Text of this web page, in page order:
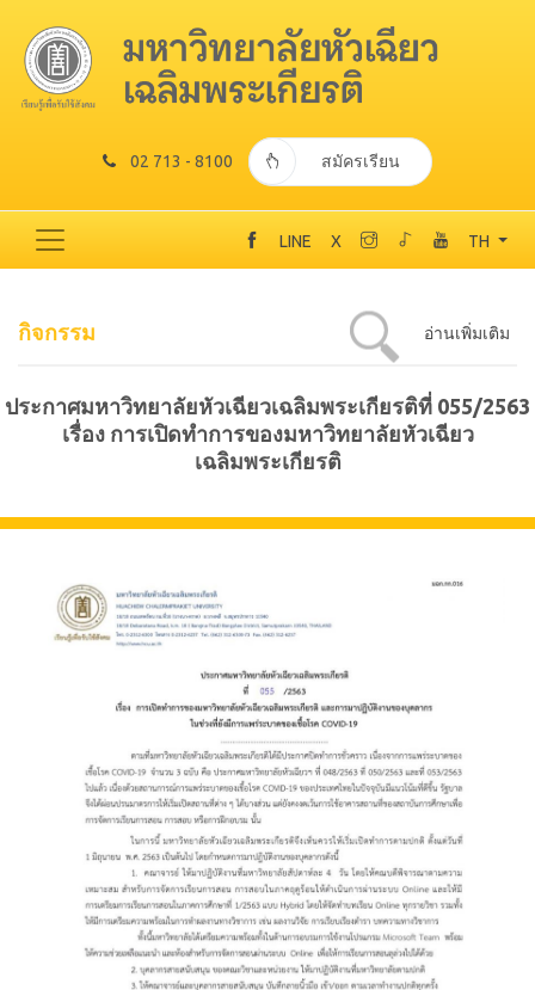
02 713 - 8100 สมัครเรียน
LINE X TH
กิจกรรม อ่านเพิ่มเติม
ประกาศมหาวิทยาลัยหัวเฉียวเฉลิมพระเกียรติที่ 055/2563
เรื่อง การเปิดทำการของมหาวิทยาลัยหัวเฉียว
เฉลิมพระเกียรติ